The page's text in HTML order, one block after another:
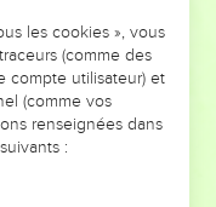
!
VOUS ÉVITER LES
les doutes, les erreurs
les cookies », vous
(comme des
compte utilisateur) et
(comme vos
renseignées dans
: